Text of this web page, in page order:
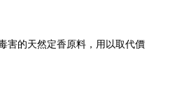
害的天然定香原料，用以取代價